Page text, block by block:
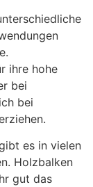
ihre hohe
bei
bei
es in vielen
Holzbalken
gut das